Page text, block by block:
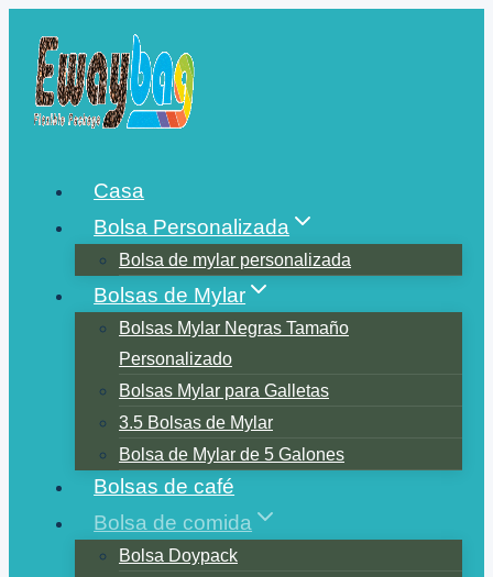
contenido
Casa
Bolsa Personalizada
Bolsa de mylar personalizada
Bolsas de Mylar
Bolsas Mylar Negras Tamaño
Personalizado
Bolsas Mylar para Galletas
3.5 Bolsas de Mylar
Bolsa de Mylar de 5 Galones
Bolsas de café
Bolsa de comida
Bolsa Doypack